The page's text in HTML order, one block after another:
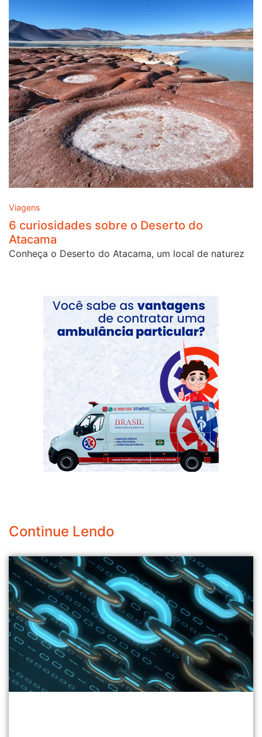
Viagens
6 curiosidades sobre o Deserto do
Atacama
Conheça o Deserto do Atacama, um local de naturez
Continue Lendo